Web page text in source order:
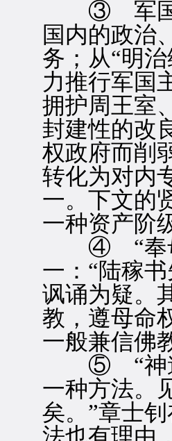
③ 军国民
国内的政治
务；从“明
力推行军国
拥护周王室
封建性的改
权政府而削
转化为对内
一。下文的
一种资产阶
④ “奉母
一：“陆稼
讽诵为疑。
教，遵母命
一般兼信佛
⑤ “神道
一种方法。
矣。”章士